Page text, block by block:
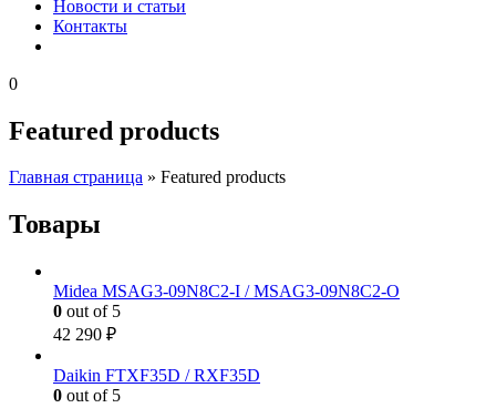
Новости и статьи
Контакты
0
Featured products
Главная страница » Featured products
Товары
Midea MSAG3-09N8C2-I / MSAG3-09N8C2-O
0 out of 5
42 290 ₽
Daikin FTXF35D / RXF35D
0 out of 5